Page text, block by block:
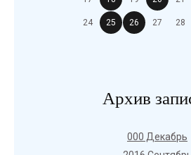
24 25 26 27 28
Архив
000 Декабрь